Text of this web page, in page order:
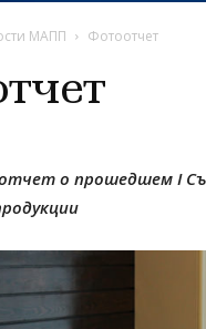
МАПП Фотоотчет
о прошедшем I